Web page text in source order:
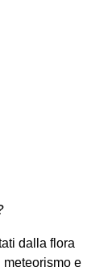
dalla flora
meteorismo e